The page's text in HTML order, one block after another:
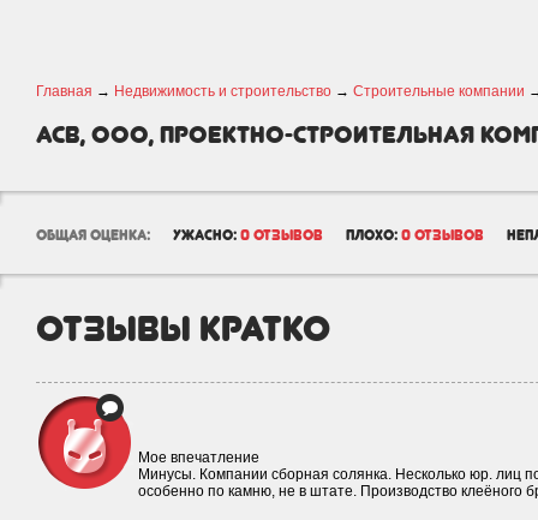
Главная → Недвижимость и строительство → Строительные компании
АСВ, ООО, проектно-строительная
общая оценка: ужасно: 0 отзывов плохо: 0 отзывов
отзывы кратко
Мое впечатление
Минусы. Компании сборная солянка. Несколько юр. лиц
особенно по камню, не в штате. Производство клеёного